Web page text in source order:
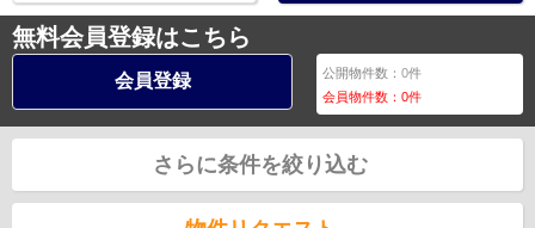
無料会員登録はこちら
会員登録 公開物件数：0件
会員物件数：0件
さらに条件を絞り込む